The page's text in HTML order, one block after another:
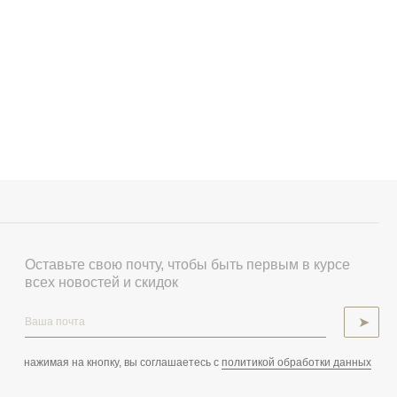
Оставьте свою почту, чтобы быть первым в курсе
всех новостей и скидок
нажимая на кнопку, вы соглашаетесь с политикой обработки данных
➤